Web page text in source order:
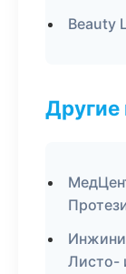
Beauty
Другие
Листо-